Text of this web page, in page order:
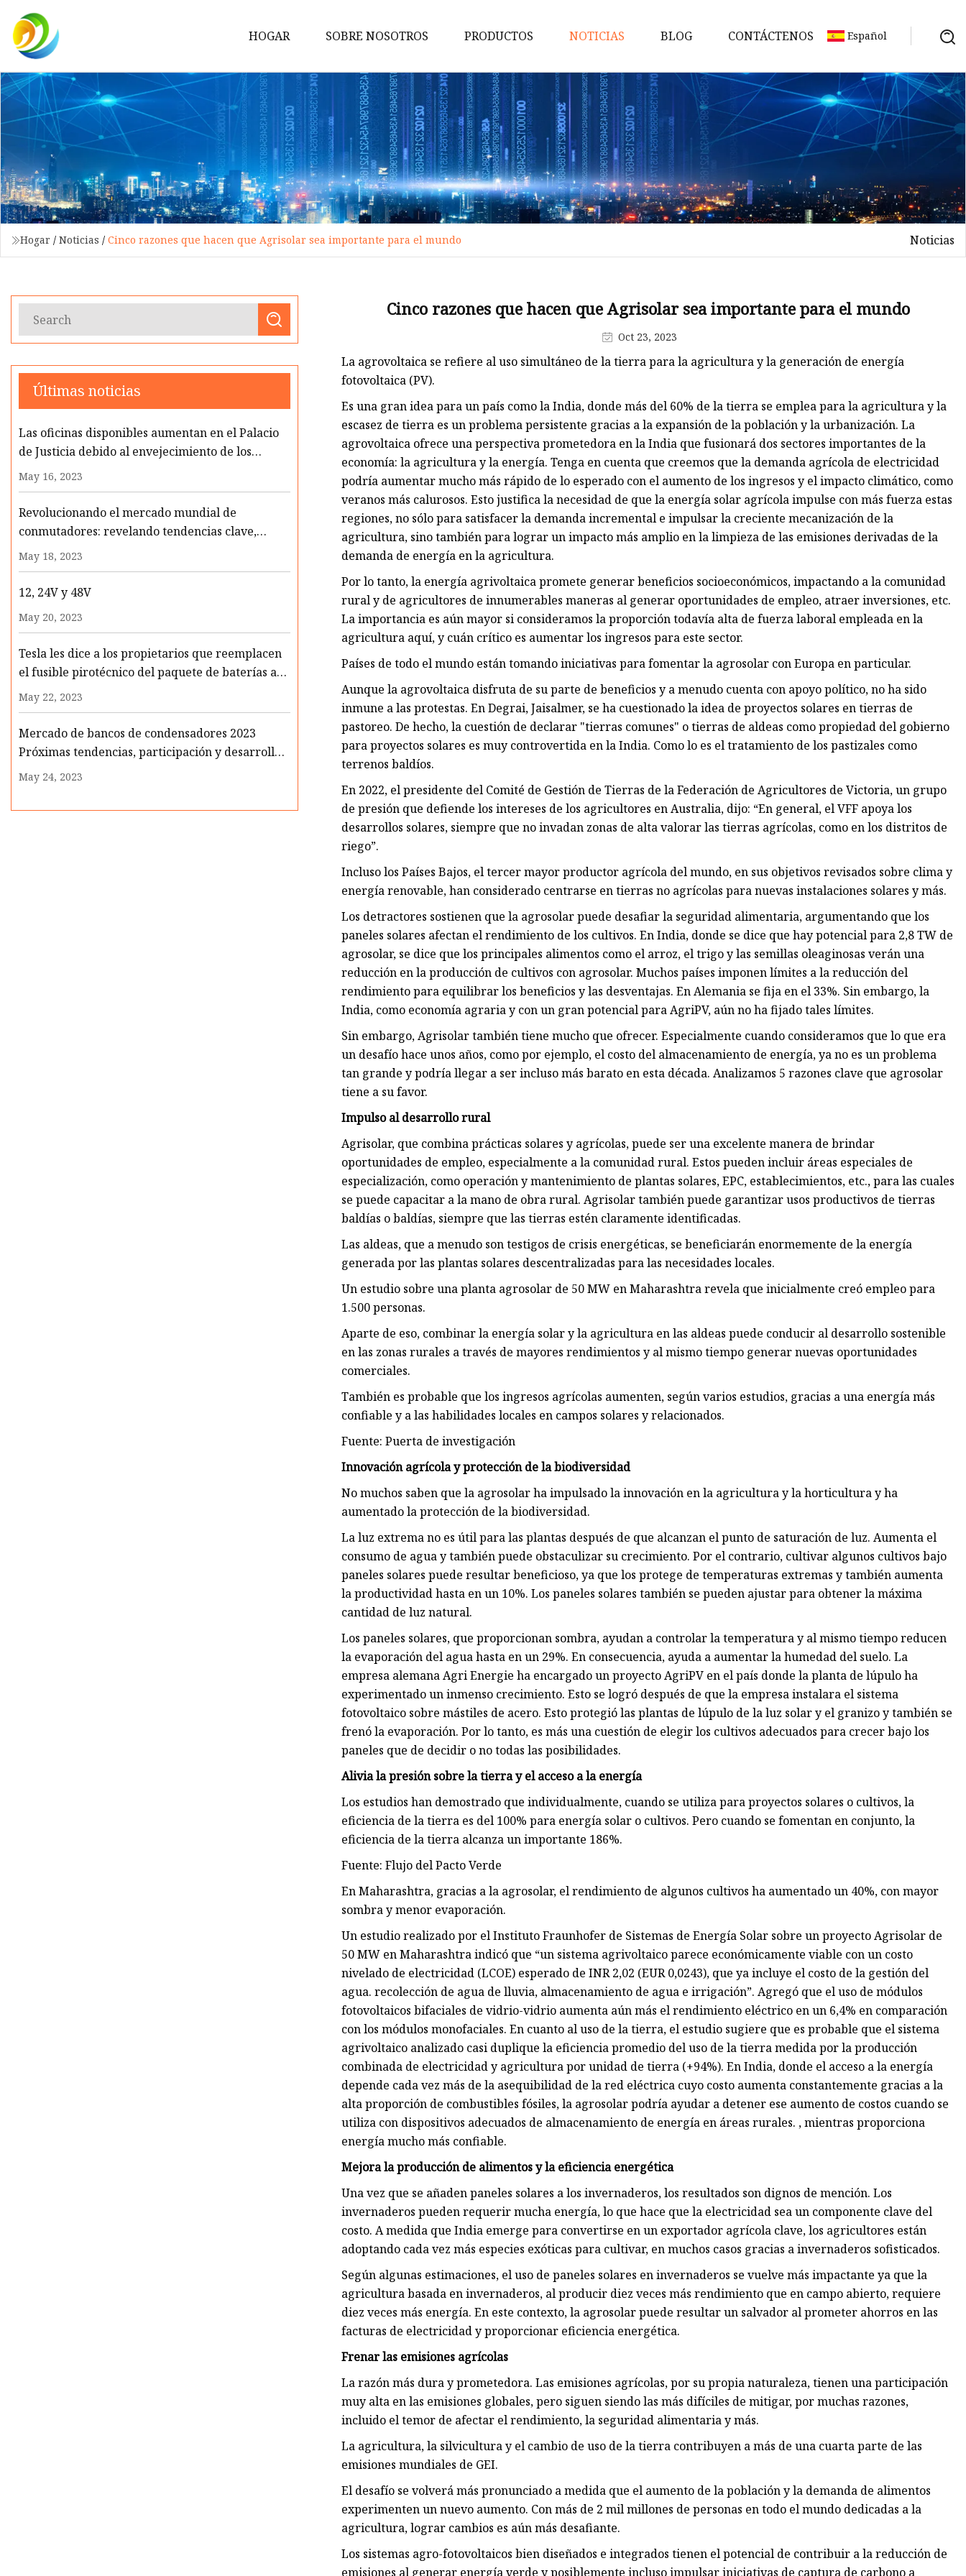
HOGAR SOBRE NOSOTROS PRODUCTOS
Caja de fusibles
Fusible automático
Fusible
Portafusibles
Accesorios para fusibles
Fusible de alto voltaje
Fusible de perno
NOTICIAS BLOG CONTÁCTENOS Español
Hogar / Noticias / Cinco razones que hacen que Agrisolar sea importante para el mundo Noticias
Últimas noticias
Las oficinas disponibles aumentan en el Palacio
de Justicia debido al envejecimiento de los
edificios
May 16, 2023
Revolucionando el mercado mundial de
conmutadores: revelando tendencias clave,
pronósticos e información estratégica en el
informe definitivo de la industria de 2023
May 18, 2023
12, 24V y 48V
May 20, 2023
Tesla les dice a los propietarios que reemplacen
el fusible pirotécnico del paquete de baterías a
través de BMS
May 22, 2023
Mercado de bancos de condensadores 2023
Próximas tendencias, participación y desarrollos
recientes
May 24, 2023
Cinco razones que hacen que Agrisolar sea importante para el mundo
Oct 23, 2023
La agrovoltaica se refiere al uso simultáneo de la tierra para la agricultura y la generación de energía
fotovoltaica (PV).
Es una gran idea para un país como la India, donde más del 60% de la tierra se emplea para la agricultura y la
escasez de tierra es un problema persistente gracias a la expansión de la población y la urbanización. La
agrovoltaica ofrece una perspectiva prometedora en la India que fusionará dos sectores importantes de la
economía: la agricultura y la energía. Tenga en cuenta que creemos que la demanda agrícola de electricidad
podría aumentar mucho más rápido de lo esperado con el aumento de los ingresos y el impacto climático, como
veranos más calurosos. Esto justifica la necesidad de que la energía solar agrícola impulse con más fuerza estas
regiones, no sólo para satisfacer la demanda incremental e impulsar la creciente mecanización de la
agricultura, sino también para lograr un impacto más amplio en la limpieza de las emisiones derivadas de la
demanda de energía en la agricultura.
Por lo tanto, la energía agrivoltaica promete generar beneficios socioeconómicos, impactando a la comunidad
rural y de agricultores de innumerables maneras al generar oportunidades de empleo, atraer inversiones, etc.
La importancia es aún mayor si consideramos la proporción todavía alta de fuerza laboral empleada en la
agricultura aquí, y cuán crítico es aumentar los ingresos para este sector.
Países de todo el mundo están tomando iniciativas para fomentar la agrosolar con Europa en particular.
Aunque la agrovoltaica disfruta de su parte de beneficios y a menudo cuenta con apoyo político, no ha sido
inmune a las protestas. En Degrai, Jaisalmer, se ha cuestionado la idea de proyectos solares en tierras de
pastoreo. De hecho, la cuestión de declarar "tierras comunes" o tierras de aldeas como propiedad del gobierno
para proyectos solares es muy controvertida en la India. Como lo es el tratamiento de los pastizales como
terrenos baldíos.
En 2022, el presidente del Comité de Gestión de Tierras de la Federación de Agricultores de Victoria, un grupo
de presión que defiende los intereses de los agricultores en Australia, dijo: “En general, el VFF apoya los
desarrollos solares, siempre que no invadan zonas de alta valorar las tierras agrícolas, como en los distritos de
riego”.
Incluso los Países Bajos, el tercer mayor productor agrícola del mundo, en sus objetivos revisados ​​sobre clima y
energía renovable, han considerado centrarse en tierras no agrícolas para nuevas instalaciones solares y más.
Los detractores sostienen que la agrosolar puede desafiar la seguridad alimentaria, argumentando que los
paneles solares afectan el rendimiento de los cultivos. En India, donde se dice que hay potencial para 2,8 TW de
agrosolar, se dice que los principales alimentos como el arroz, el trigo y las semillas oleaginosas verán una
reducción en la producción de cultivos con agrosolar. Muchos países imponen límites a la reducción del
rendimiento para equilibrar los beneficios y las desventajas. En Alemania se fija en el 33%. Sin embargo, la
India, como economía agraria y con un gran potencial para AgriPV, aún no ha fijado tales límites.
Sin embargo, Agrisolar también tiene mucho que ofrecer. Especialmente cuando consideramos que lo que era
un desafío hace unos años, como por ejemplo, el costo del almacenamiento de energía, ya no es un problema
tan grande y podría llegar a ser incluso más barato en esta década. Analizamos 5 razones clave que agrosolar
tiene a su favor.
Impulso al desarrollo rural
Agrisolar, que combina prácticas solares y agrícolas, puede ser una excelente manera de brindar
oportunidades de empleo, especialmente a la comunidad rural. Estos pueden incluir áreas especiales de
especialización, como operación y mantenimiento de plantas solares, EPC, establecimientos, etc., para las cuales
se puede capacitar a la mano de obra rural. Agrisolar también puede garantizar usos productivos de tierras
baldías o baldías, siempre que las tierras estén claramente identificadas.
Las aldeas, que a menudo son testigos de crisis energéticas, se beneficiarán enormemente de la energía
generada por las plantas solares descentralizadas para las necesidades locales.
Un estudio sobre una planta agrosolar de 50 MW en Maharashtra revela que inicialmente creó empleo para
1.500 personas.
Aparte de eso, combinar la energía solar y la agricultura en las aldeas puede conducir al desarrollo sostenible
en las zonas rurales a través de mayores rendimientos y al mismo tiempo generar nuevas oportunidades
comerciales.
También es probable que los ingresos agrícolas aumenten, según varios estudios, gracias a una energía más
confiable y a las habilidades locales en campos solares y relacionados.
Fuente: Puerta de investigación
Innovación agrícola y protección de la biodiversidad
No muchos saben que la agrosolar ha impulsado la innovación en la agricultura y la horticultura y ha
aumentado la protección de la biodiversidad.
La luz extrema no es útil para las plantas después de que alcanzan el punto de saturación de luz. Aumenta el
consumo de agua y también puede obstaculizar su crecimiento. Por el contrario, cultivar algunos cultivos bajo
paneles solares puede resultar beneficioso, ya que los protege de temperaturas extremas y también aumenta
la productividad hasta en un 10%. Los paneles solares también se pueden ajustar para obtener la máxima
cantidad de luz natural.
Los paneles solares, que proporcionan sombra, ayudan a controlar la temperatura y al mismo tiempo reducen
la evaporación del agua hasta en un 29%. En consecuencia, ayuda a aumentar la humedad del suelo. La
empresa alemana Agri Energie ha encargado un proyecto AgriPV en el país donde la planta de lúpulo ha
experimentado un inmenso crecimiento. Esto se logró después de que la empresa instalara el sistema
fotovoltaico sobre mástiles de acero. Esto protegió las plantas de lúpulo de la luz solar y el granizo y también se
frenó la evaporación. Por lo tanto, es más una cuestión de elegir los cultivos adecuados para crecer bajo los
paneles que de decidir o no todas las posibilidades.
Alivia la presión sobre la tierra y el acceso a la energía
Los estudios han demostrado que individualmente, cuando se utiliza para proyectos solares o cultivos, la
eficiencia de la tierra es del 100% para energía solar o cultivos. Pero cuando se fomentan en conjunto, la
eficiencia de la tierra alcanza un importante 186%.
Fuente: Flujo del Pacto Verde
En Maharashtra, gracias a la agrosolar, el rendimiento de algunos cultivos ha aumentado un 40%, con mayor
sombra y menor evaporación.
Un estudio realizado por el Instituto Fraunhofer de Sistemas de Energía Solar sobre un proyecto Agrisolar de
50 MW en Maharashtra indicó que “un sistema agrivoltaico parece económicamente viable con un costo
nivelado de electricidad (LCOE) esperado de INR 2,02 (EUR 0,0243), que ya incluye el costo de la gestión del
agua. recolección de agua de lluvia, almacenamiento de agua e irrigación”. Agregó que el uso de módulos
fotovoltaicos bifaciales de vidrio-vidrio aumenta aún más el rendimiento eléctrico en un 6,4% en comparación
con los módulos monofaciales. En cuanto al uso de la tierra, el estudio sugiere que es probable que el sistema
agrivoltaico analizado casi duplique la eficiencia promedio del uso de la tierra medida por la producción
combinada de electricidad y agricultura por unidad de tierra (+94%). En India, donde el acceso a la energía
depende cada vez más de la asequibilidad de la red eléctrica cuyo costo aumenta constantemente gracias a la
alta proporción de combustibles fósiles, la agrosolar podría ayudar a detener ese aumento de costos cuando se
utiliza con dispositivos adecuados de almacenamiento de energía en áreas rurales. , mientras proporciona
energía mucho más confiable.
Mejora la producción de alimentos y la eficiencia energética
Una vez que se añaden paneles solares a los invernaderos, los resultados son dignos de mención. Los
invernaderos pueden requerir mucha energía, lo que hace que la electricidad sea un componente clave del
costo. A medida que India emerge para convertirse en un exportador agrícola clave, los agricultores están
adoptando cada vez más especies exóticas para cultivar, en muchos casos gracias a invernaderos sofisticados.
Según algunas estimaciones, el uso de paneles solares en invernaderos se vuelve más impactante ya que la
agricultura basada en invernaderos, al producir diez veces más rendimiento que en campo abierto, requiere
diez veces más energía. En este contexto, la agrosolar puede resultar un salvador al prometer ahorros en las
facturas de electricidad y proporcionar eficiencia energética.
Frenar las emisiones agrícolas
La razón más dura y prometedora. Las emisiones agrícolas, por su propia naturaleza, tienen una participación
muy alta en las emisiones globales, pero siguen siendo las más difíciles de mitigar, por muchas razones,
incluido el temor de afectar el rendimiento, la seguridad alimentaria y más.
La agricultura, la silvicultura y el cambio de uso de la tierra contribuyen a más de una cuarta parte de las
emisiones mundiales de GEI.
El desafío se volverá más pronunciado a medida que el aumento de la población y la demanda de alimentos
experimenten un nuevo aumento. Con más de 2 mil millones de personas en todo el mundo dedicadas a la
agricultura, lograr cambios es aún más desafiante.
Los sistemas agro-fotovoltaicos bien diseñados e integrados tienen el potencial de contribuir a la reducción de
emisiones al generar energía verde y posiblemente incluso impulsar iniciativas de captura de carbono a